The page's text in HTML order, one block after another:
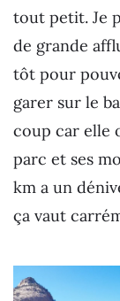
tout petit. Je
de grande
tôt pour
garer sur le
coup car elle
parc et ses
km a un
ça vaut